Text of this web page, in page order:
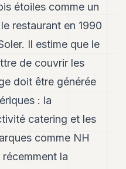
étoiles comme un
restaurant en 1990
Il estime que le
de couvrir les
doit être générée
: la
catering et les
comme NH
la